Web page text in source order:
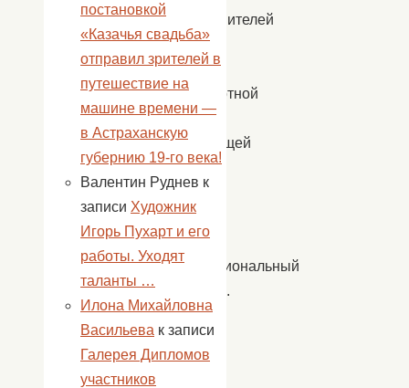
представителей
этой
важной
транспортной
сферы,
отмечающей
в
начале
августа
свой
профессиональный
праздник.
В
концерте
приняли
постановкой
«Казачья свадьба»
отправил зрителей в
путешествие на
машине времени —
в Астраханскую
губернию 19-го века!
Валентин Руднев к
записи Художник
Игорь Пухарт и его
работы. Уходят
таланты …
Илона Михайловна
Васильева к записи
Галерея Дипломов
участников